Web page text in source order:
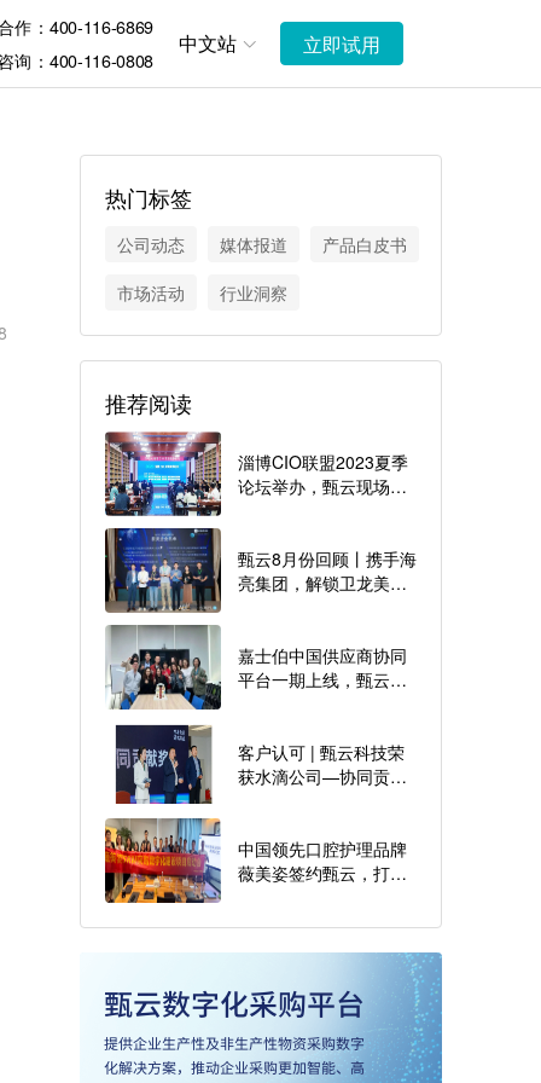
作：400-116-6869
询：400-116-0808
中文站 立即试用
热门标签
公司动态 媒体报道
产品白皮书
市场活动
行业洞察
推荐阅读
淄博CIO联盟2023夏季
论坛举办，甄云现场分
甄云8月份回顾丨携手海
亮集团，解锁卫龙美味
嘉士伯中国供应商协同
平台一期上线，甄云助
客户认可 | 甄云科技荣
获水滴公司—协同贡献
中国领先口腔护理品牌
薇美姿签约甄云，打造
标杆